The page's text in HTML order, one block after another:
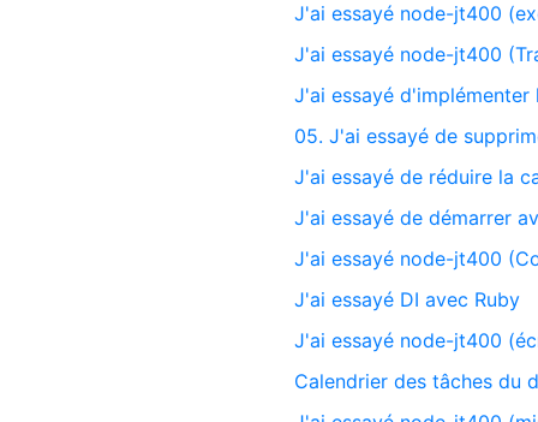
J'ai essayé node-jt400
J'ai essayé node-jt400
J'ai essayé
05. J'ai essayé de
J'ai essayé de réduire la
J'ai essayé de démarrer
J'ai essayé node-jt400
J'ai essayé DI avec Ruby
J'ai essayé node-jt400
Calendrier des tâches du